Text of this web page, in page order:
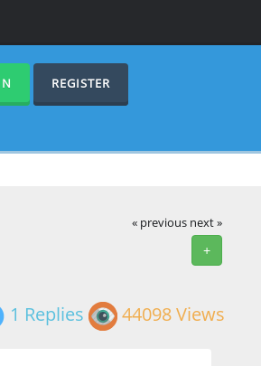
REGISTER
« previous next »
+
1 Replies 44098 Views